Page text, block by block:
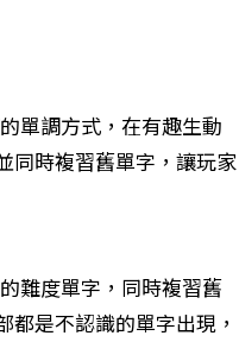
單調方式，在有趣生動
同時複習舊單字，讓玩家
難度單字，同時複習舊
是不認識的單字出現，